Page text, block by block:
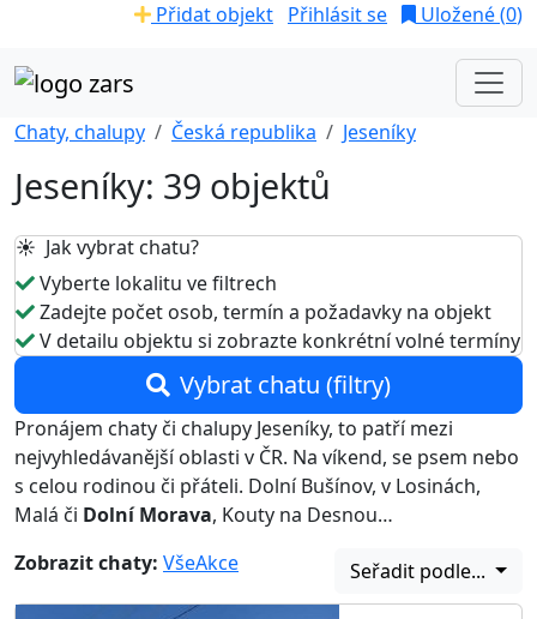
Přidat objekt Přihlásit se Uložené (0)
Chaty, chalupy Česká republika Jeseníky
Jeseníky: 39 objektů
☀️ Jak vybrat chatu?
Vyberte lokalitu ve filtrech
Zadejte počet osob, termín a požadavky na objekt
V detailu objektu si zobrazte konkrétní volné termíny
Vybrat chatu (filtry)
Pronájem chaty či chalupy Jeseníky, to patří mezi
nejvyhledávanější oblasti v ČR. Na víkend, se psem nebo
s celou rodinou či přáteli. Dolní Bušínov, v Losinách,
Malá či Dolní Morava, Kouty na Desnou…
Zobrazit chaty: VšeAkce Seřadit podle...